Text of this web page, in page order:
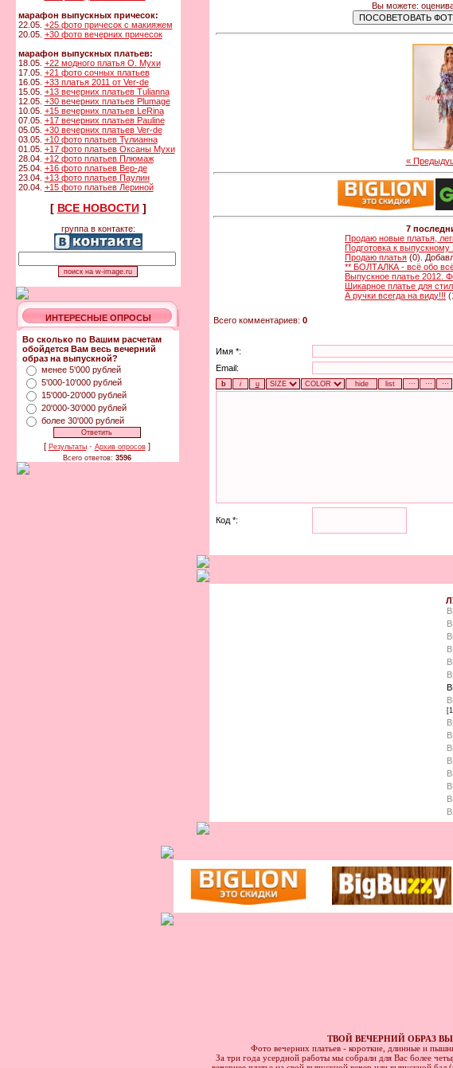
марафон выпускных причесок:
22.05. +25 фото причесок с макияжем
20.05. +30 фото вечерних причесок
марафон выпускных платьев:
18.05. +22 модного платья О. Мухи
17.05. +21 фото сочных платьев
16.05. +33 платья 2011 от Ver-de
15.05. +13 вечерних платьев Tulianna
12.05. +30 вечерних платьев Plumage
10.05. +15 вечерних платьев LeRina
07.05. +17 вечерних платьев Pauline
05.05. +30 вечерних платьев Ver-de
03.05. +10 фото платьев Тулианна
01.05. +17 фото платьев Оксаны Мухи
28.04. +12 фото платьев Плюмаж
25.04. +16 фото платьев Вер-де
23.04. +13 фото платьев Паулин
20.04. +15 фото платьев Лериной
[ ВСЕ НОВОСТИ]
группа в контакте:
ИНТЕРЕСНЫЕ ОПРОСЫ
Во сколько по Вашим расчетам
обойдется Вам весь вечерний
образ на выпускной?
менее 5'000 рублей
5'000-10'000 рублей
15'000-20'000 рублей
20'000-30'000 рублей
более 30'000 рублей
[ Результаты· Архив опросов]
Всего ответов: 3596
Вы можете:
«
7
Продаю новые платья,
Подготовка к выпускному
Продаю платья (0).
** БОЛТАЛКА - всё обо
Выпускное платье 2012.
Шикарное платье для
А ручки всегда на виду!!!
Всего комментариев: 0
Имя *:
Email:
Код *:
ТВОЙ ВЕЧЕРНИЙ ОБРАЗ
Фото вечерних платьев - короткие, длинные и
За три года усердной работы мы собрали для Вас более